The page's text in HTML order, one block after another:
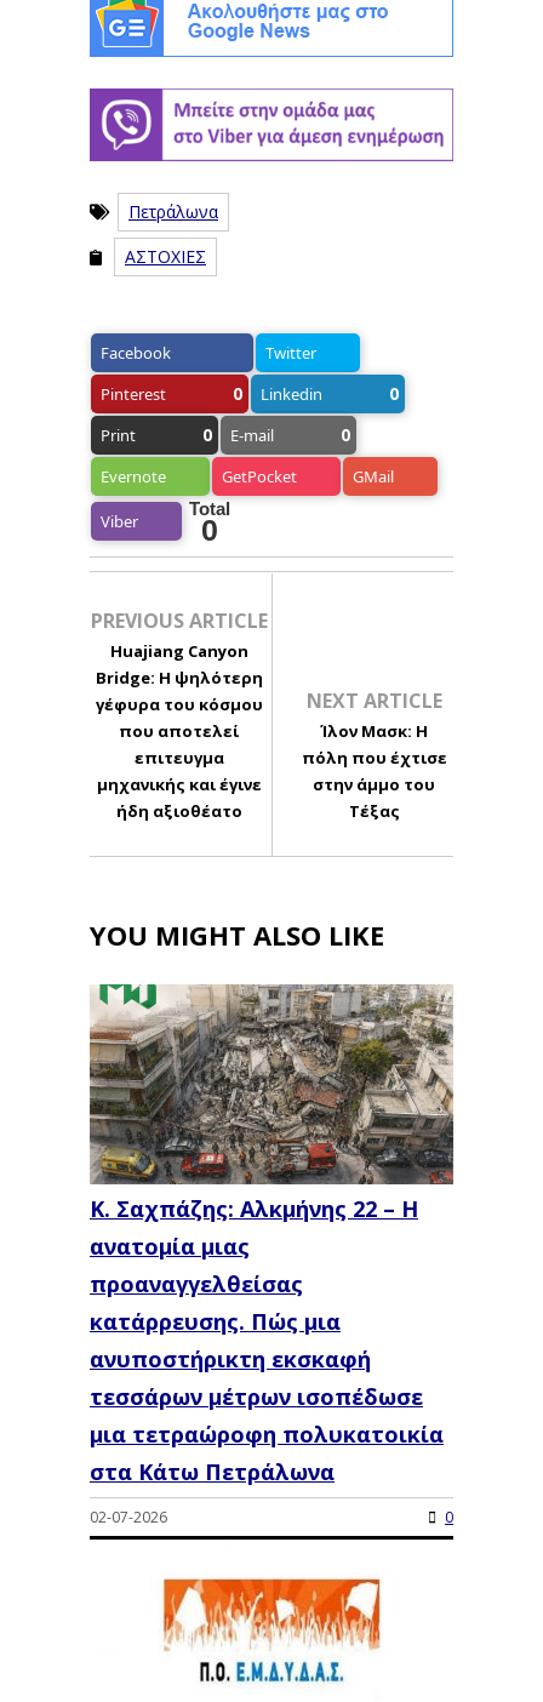
Πετράλωνα
ΑΣΤΟΧΙΕΣ
Facebook
Twitter
Pinterest
0 Linkedin 0
Print 0 E-mail 0
Evernote GetPocket GMail
Viber
Total
0
PREVIOUS ARTICLE
Huajiang Canyon
Bridge: Η ψηλότερη
γέφυρα του κόσμου
που αποτελεί
επιτευγμα
μηχανικής και έγινε
ήδη αξιοθέατο
NEXT ARTICLE
Ίλον Μασκ: Η
πόλη που έχτισε
στην άμμο του
Τέξας
YOU MIGHT ALSO LIKE
Κ. Σαχπάζης: Αλκμήνης 22 – Η
ανατομία μιας
προαναγγελθείσας
κατάρρευσης. Πώς μια
ανυποστήρικτη εκσκαφή
τεσσάρων μέτρων ισοπέδωσε
μια τετραώροφη πολυκατοικία
στα Κάτω Πετράλωνα
02-07-2026 0